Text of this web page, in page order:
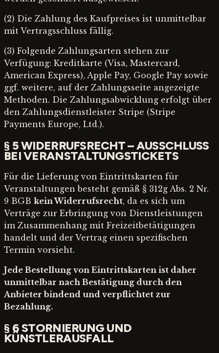
(2) Die Zahlung des Kaufpreises ist unmittelbar
mit Vertragsschluss fällig.
(3) Folgende Zahlungsarten stehen zur
Verfügung: Kreditkarte (Visa, Mastercard,
American Express), Apple Pay, Google Pay sowie
ggf. weitere, auf der Zahlungsseite angezeigte
Methoden. Die Zahlungsabwicklung erfolgt über
den Zahlungsdienstleister Stripe (Stripe
Payments Europe, Ltd.).
§ 5 WIDERRUFSRECHT – AUSSCHLUSS
BEI VERANSTALTUNGSTICKETS
Für die Lieferung von Eintrittskarten für
Veranstaltungen besteht gemäß § 312g Abs. 2 Nr.
9 BGB kein Widerrufsrecht, da es sich um
Verträge zur Erbringung von Dienstleistungen
im Zusammenhang mit Freizeitbetätigungen
handelt und der Vertrag einen spezifischen
Termin vorsieht.
Jede Bestellung von Eintrittskarten ist daher
unmittelbar nach Bestätigung durch den
Anbieter bindend und verpflichtet zur
Bezahlung.
§ 6 STORNIERUNG UND
KÜNSTLERAUSFALL